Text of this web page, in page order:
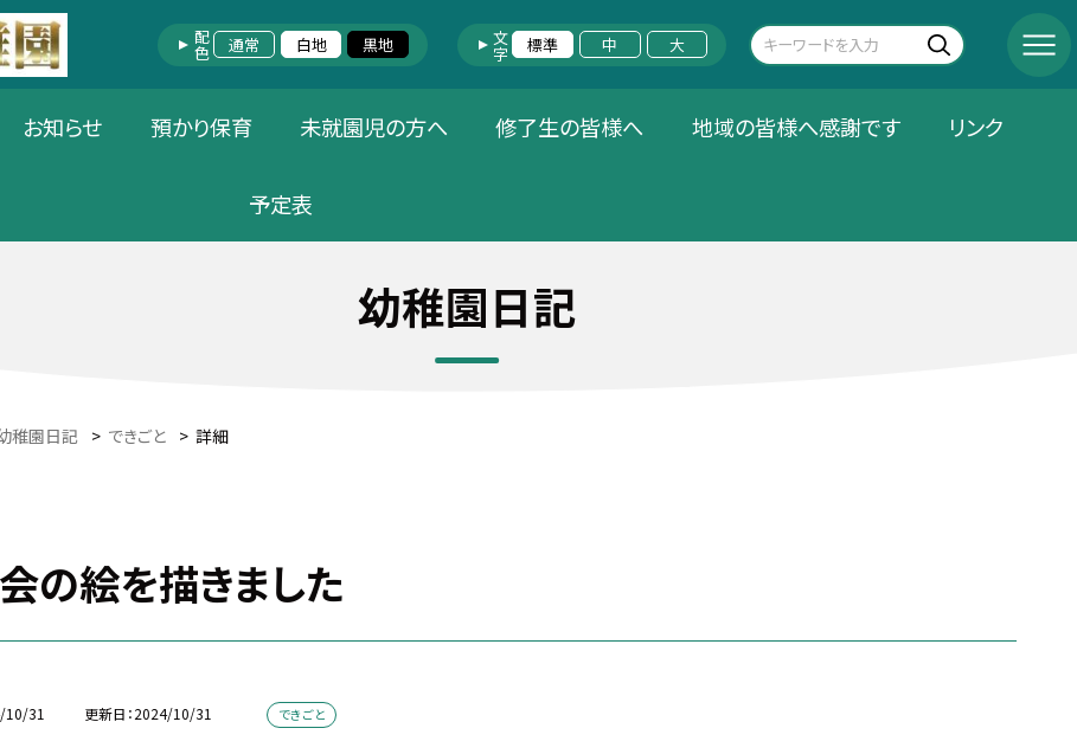
配色 通常 白地 黒地 文字 標準 中 大
お知らせ 預かり保育 未就園児の方へ 修了生の皆様へ 地域の皆様へ感謝です リンク
予定表
幼稚園日記
稚園日記 > できごと > 詳細
の絵を描きました
10/31 更新日 2024/10/31 できごと